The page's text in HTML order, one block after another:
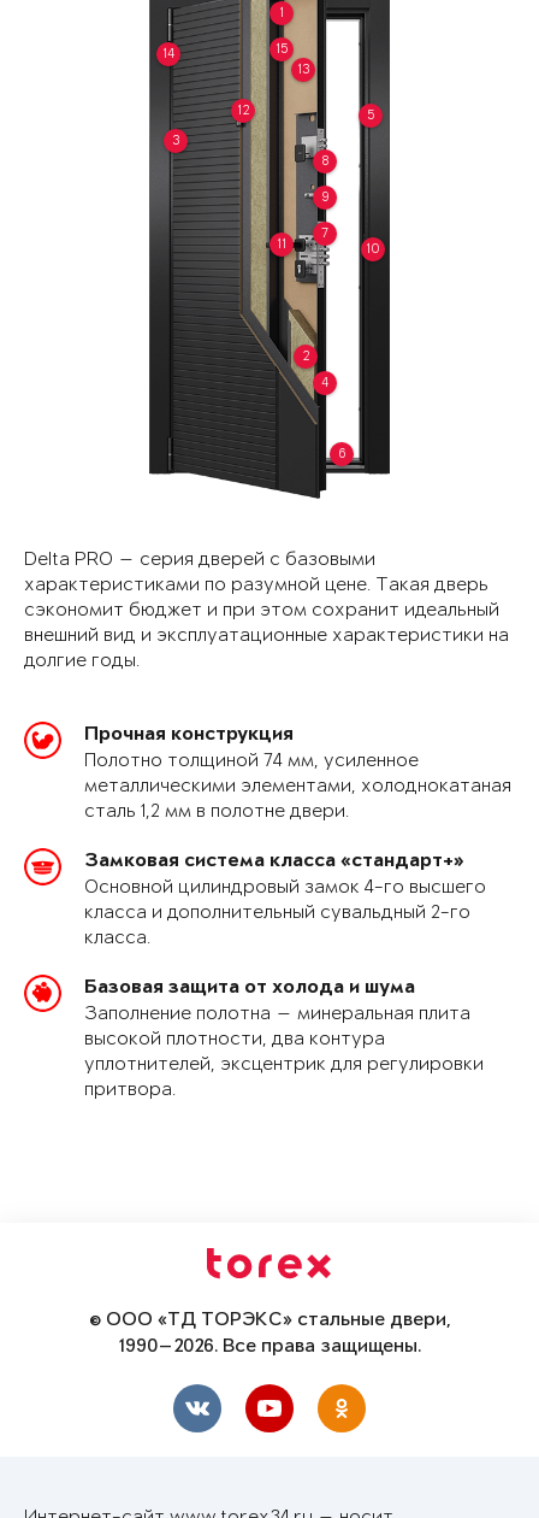
1
2
3
4
5
6
7
8
9
10
11
12
13
14 15
Delta PRO — серия дверей с базовыми
характеристиками по разумной цене. Такая дверь
сэкономит бюджет и при этом сохранит идеальный
внешний вид и эксплуатационные характеристики на
долгие годы.
Прочная конструкция
Полотно толщиной 74 мм, усиленное
металлическими элементами, холоднокатаная
сталь 1,2 мм в полотне двери.
Замковая система класса «стандарт+»
Основной цилиндровый замок 4-го высшего
класса и дополнительный сувальдный 2-го
класса.
Базовая защита от холода и шума
Заполнение полотна — минеральная плита
высокой плотности, два контура
уплотнителей, эксцентрик для регулировки
притвора.
© ООО «ТД ТОРЭКС» стальные двери,
1990—2026. Все права защищены.